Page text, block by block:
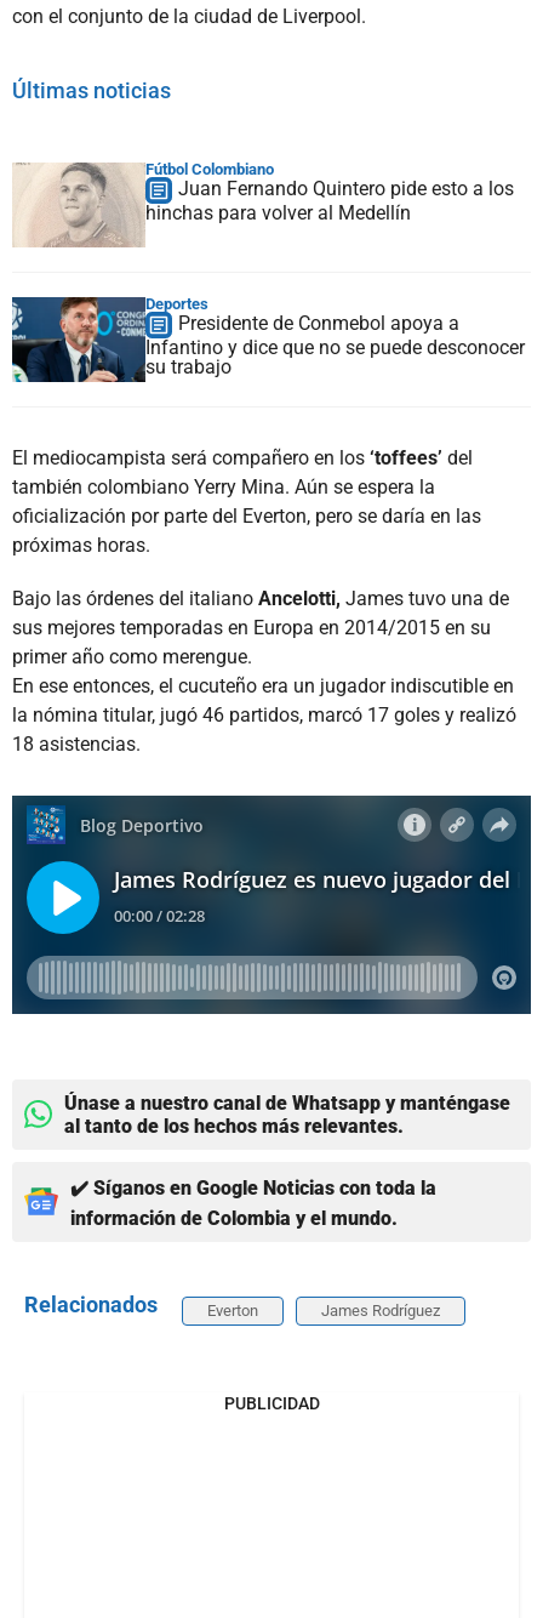
con el conjunto de la ciudad de Liverpool.
Últimas noticias
Fútbol Colombiano
Juan Fernando Quintero pide esto a los
hinchas para volver al Medellín
Deportes
Presidente de Conmebol apoya a
Infantino y dice que no se puede desconocer
su trabajo
El mediocampista será compañero en los ‘toffees’ del
también colombiano Yerry Mina. Aún se espera la
oficialización por parte del Everton, pero se daría en las
próximas horas.
Bajo las órdenes del italiano Ancelotti, James tuvo una de
sus mejores temporadas en Europa en 2014/2015 en su
primer año como merengue.
En ese entonces, el cucuteño era un jugador indiscutible en
la nómina titular, jugó 46 partidos, marcó 17 goles y realizó
18 asistencias.
Únase a nuestro canal de Whatsapp y manténgase
al tanto de los hechos más relevantes.
✔️ Síganos en Google Noticias con toda la
información de Colombia y el mundo.
Relacionados Everton James Rodríguez
PUBLICIDAD